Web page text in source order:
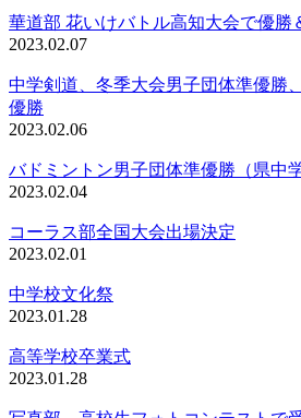
華道部 花いけバトル高知大会で優勝
2023.02.07
中学剣道、冬季大会男子団体準優勝
優勝
2023.02.06
バドミントン男子団体準優勝（県中
2023.02.04
コーラス部全国大会出場決定
2023.02.01
中学校文化祭
2023.01.28
高等学校卒業式
2023.01.28